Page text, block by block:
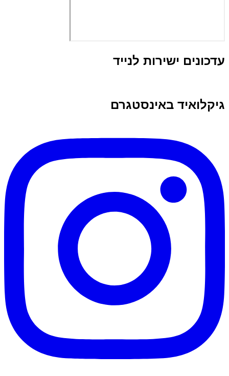
עדכונים ישירות לנייד
גיקלואיד באינסטגרם